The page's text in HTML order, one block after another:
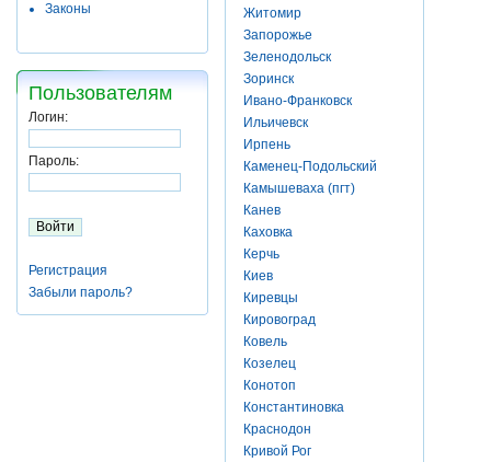
Законы
Пользователям
Логин:
Пароль:
Регистрация
Забыли пароль?
Житомир
Запорожье
Зеленодольск
Зоринск
Ивано-Франковск
Ильичевск
Ирпень
Каменец-Подольский
Камышеваха (пгт)
Канев
Каховка
Керчь
Киев
Киревцы
Кировоград
Ковель
Козелец
Конотоп
Константиновка
Краснодон
Кривой Рог